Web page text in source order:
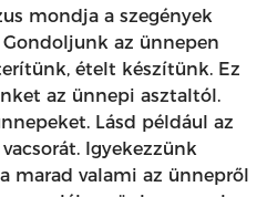
mondja a szegények
az ünnepen
ételt készítünk. Ez
az ünnepi asztaltól.
Lásd például az
Igyekezzünk
marad valami az ünnepről